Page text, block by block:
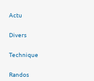
Actu
Divers
Technique
Randos